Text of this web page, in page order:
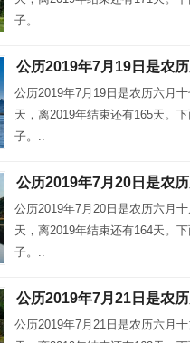
子。..
公历2019年7月19日是农历
公历2019年7月19日是农历六月
天，离2019年结束还有165天。
子。..
公历2019年7月20日是农历
公历2019年7月20日是农历六月
天，离2019年结束还有164天。
子。..
公历2019年7月21日是农历
公历2019年7月21日是农历六月